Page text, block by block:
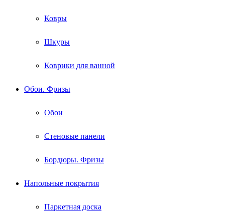
Ковры
Шкуры
Коврики для ванной
Обои. Фризы
Обои
Стеновые панели
Бордюры. Фризы
Напольные покрытия
Паркетная доска